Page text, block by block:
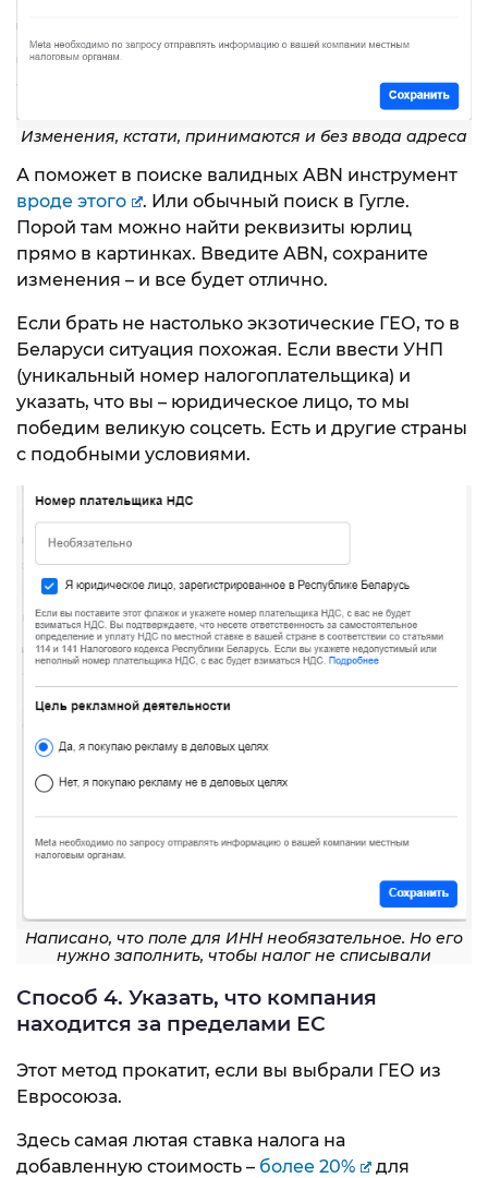
Изменения, кстати, принимаются и без ввода адреса
А поможет в поиске валидных ABN инструмент
вроде этого
. Или обычный поиск в Гугле.
Порой там можно найти реквизиты юрлиц
прямо в картинках. Введите ABN, сохраните
изменения – и все будет отлично.
Если брать не настолько экзотические ГЕО, то в
Беларуси ситуация похожая. Если ввести УНП
(уникальный номер налогоплательщика) и
указать, что вы – юридическое лицо, то мы
победим великую соцсеть. Есть и другие страны
с подобными условиями.
Написано, что поле для ИНН необязательное. Но его
нужно заполнить, чтобы налог не списывали
Способ 4. Указать, что компания
находится за пределами ЕС
Этот метод прокатит, если вы выбрали ГЕО из
Евросоюза.
Здесь самая лютая ставка налога на
добавленную стоимость – более 20%
для